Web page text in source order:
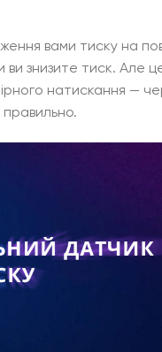
вами тиску на
знизите тиск. Але
натискання —